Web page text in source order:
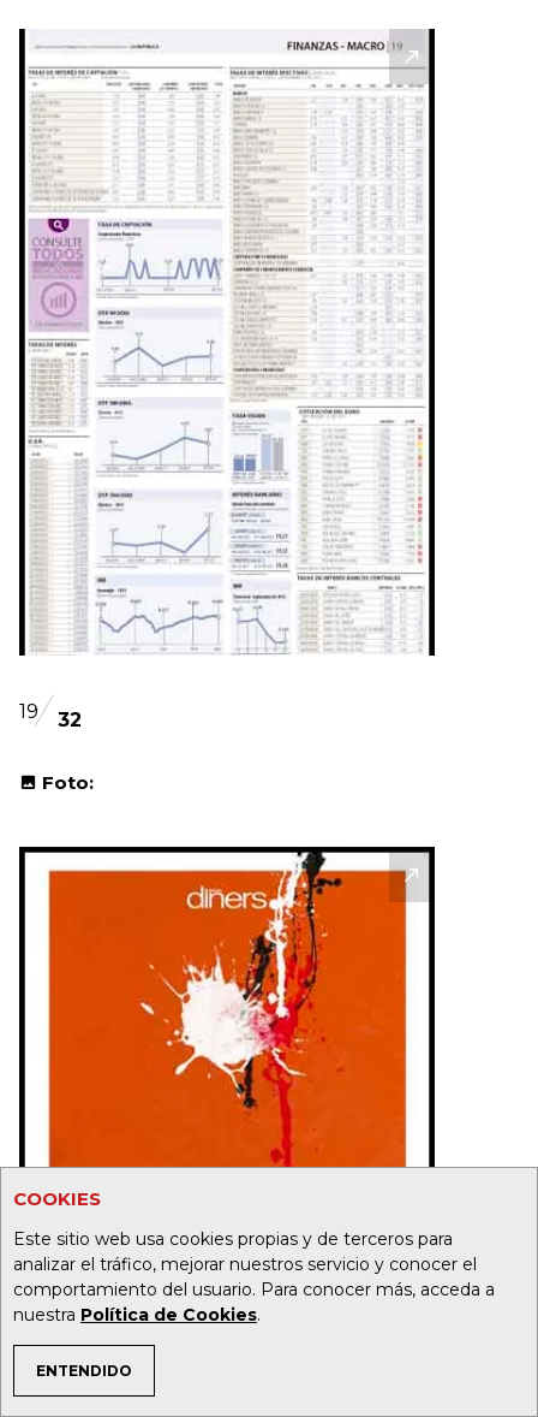
COOKIES
Este sitio web usa cookies propias y de terceros para
analizar el tráfico, mejorar nuestros servicio y conocer el
comportamiento del usuario. Para conocer más, acceda a
nuestra Política de Cookies.
ENTENDIDO
TEMAS DE INTERÉS
19 32
Foto: